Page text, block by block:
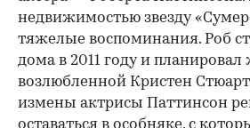
недвижимостью звезду
тяжелые воспоминания. Роб
дома в 2011 году и планировал
возлюбленной Кристен
измены актрисы Паттинсон
оставаться в особняке, с